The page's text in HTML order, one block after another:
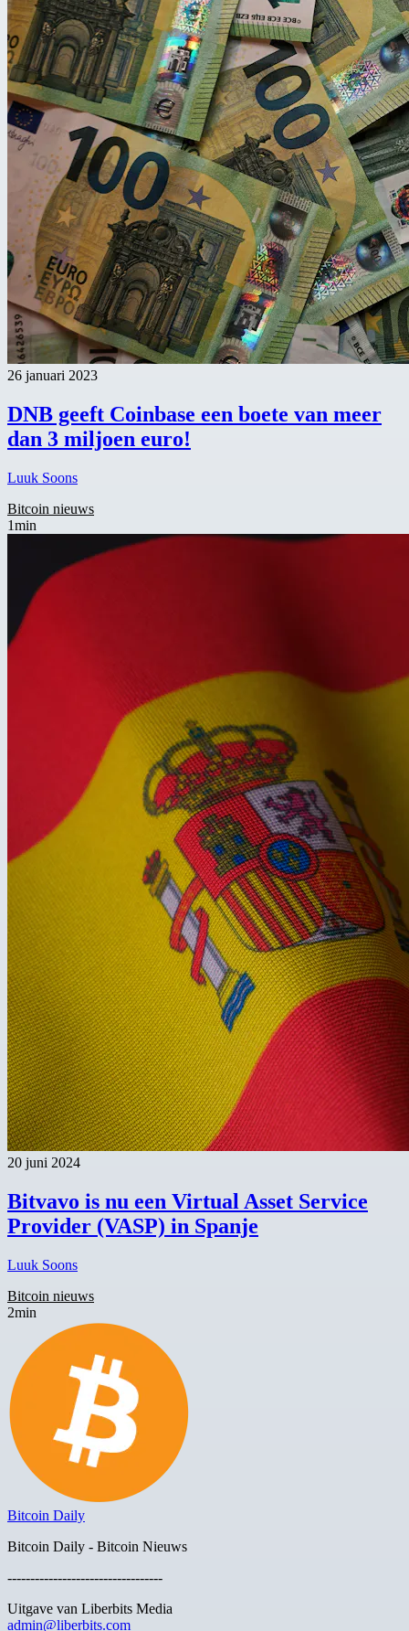
26 januari 2023
DNB geeft Coinbase een boete van meer
dan 3 miljoen euro!
Luuk Soons
Bitcoin nieuws
1min
20 juni 2024
Bitvavo is nu een Virtual Asset Service
Provider (VASP) in Spanje
Luuk Soons
Bitcoin nieuws
2min
Bitcoin Daily
Bitcoin Daily - Bitcoin Nieuws
----------------------------------
Uitgave van Liberbits Media
admin@liberbits.com